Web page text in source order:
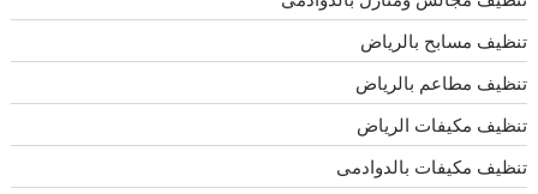
تنظيف مسابح بالرياض
تنظيف مطاعم بالرياض
تنظيف مكيفات الرياض
تنظيف مكيفات بالدوادمى